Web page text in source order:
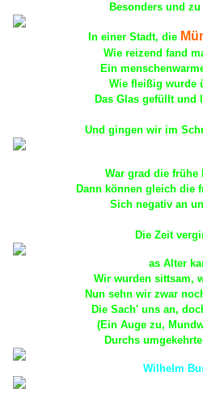
Besonders und
In einer Stadt, die
Wie reizend fand
Ein
Wie fleißig wurde
Das Glas gefüllt und
Und gingen wir im
War grad die frühe
Dann können gleich die
Sich negativ an
Die Zeit
as Alter
Wir wurden sittsam,
Nun sehn wir zwar
Die Sach' uns an,
(Ein Auge zu,
Durchs
Wilhelm